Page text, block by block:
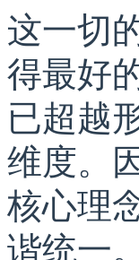
这一切
得最好
已超越
维度。
核心理
谐统一。